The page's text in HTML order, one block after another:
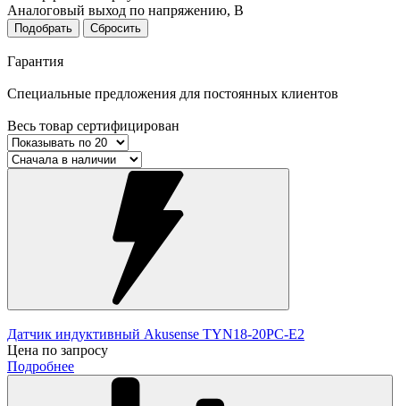
Аналоговый выход по напряжению, В
Подобрать Сбросить
Гарантия
Специальные предложения для постоянных клиентов
Весь товар сертифицирован
Датчик индуктивный Akusense TYN18-20PC-E2
Цена по запросу
Подробнее